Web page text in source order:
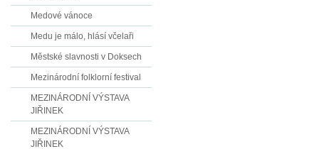
Medové vánoce
Medu je málo, hlásí včelaři
Městské slavnosti v Doksech
Mezinárodní folklorní festival
MEZINÁRODNÍ VÝSTAVA
JIŘINEK
MEZINÁRODNÍ VÝSTAVA
JIŘINEK